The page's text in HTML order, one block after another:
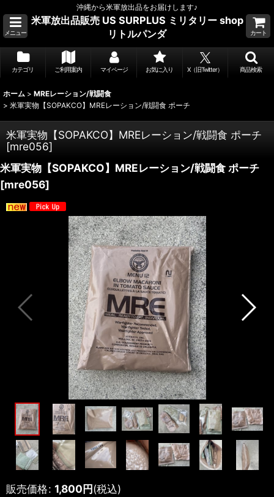
沖縄から米軍放出品をお届けします♪
メニュー
米軍放出品販売 US SURPLUS ミリタリー shop
リトルパンダ
カート
カテゴリ ご利用案内 マイページ お気に入り X（旧Twitter） 商品検索
ホーム > MREレーション/戦闘食
> 米軍実物【SOPAKCO】MREレーション/戦闘食 ポーチ
米軍実物【SOPAKCO】MREレーション/戦闘食 ポーチ
[mre056]
米軍実物【SOPAKCO】MREレーション/戦闘食 ポーチ
[mre056]
販売価格: 1,800円(税込)